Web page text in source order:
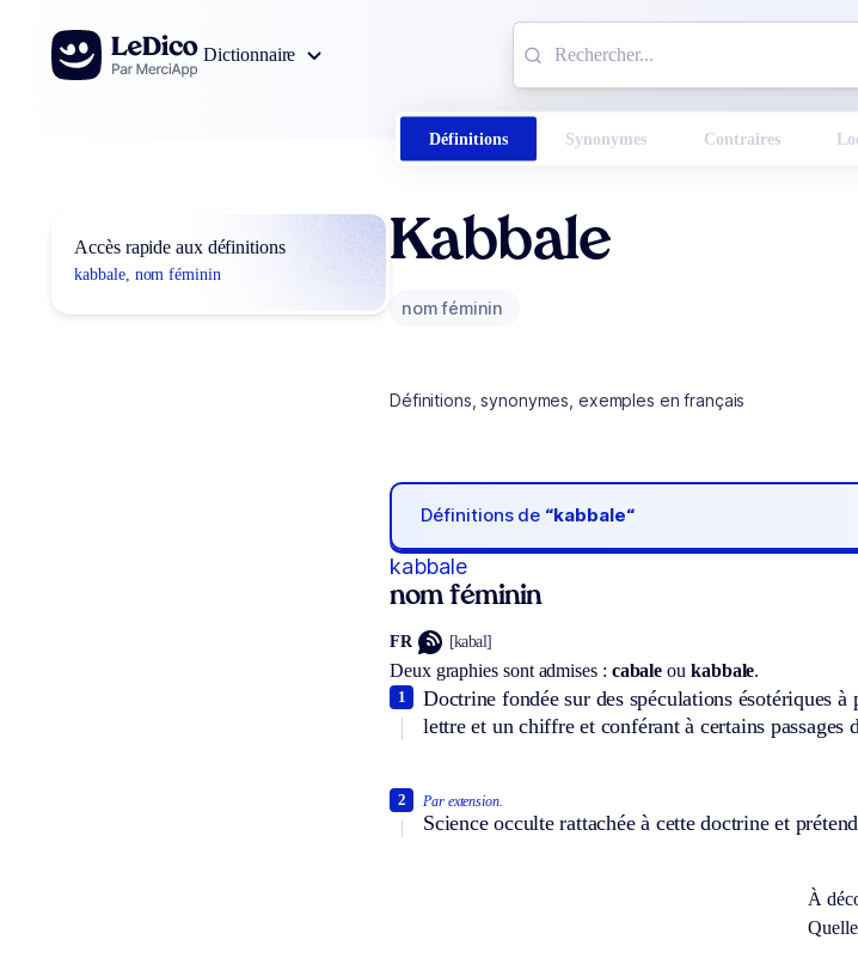
Aller au contenu
Dictionnaire
Définitions Synonymes Contraires
Accès rapide aux définitions
kabbale, nom féminin
Kabbale
nom féminin
Définitions, synonymes, exemples en français
Définitions de “kabbale“
kabbale
nom féminin
FR [kabal]
Deux graphies sont admises : cabale ou kabbale.
Doctrine fondée sur des spéculations ésotériques
lettre et un chiffre et conférant à certains
1
Par extension.
Science occulte rattachée à cette doctrine et
2
À